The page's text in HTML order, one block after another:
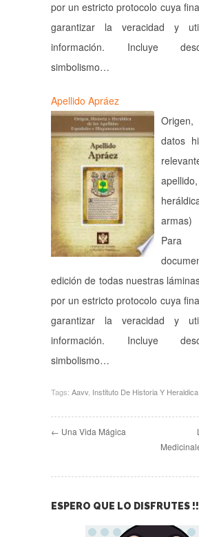
por un estricto protocolo cuya
garantizar la veracidad y
información. Incluye
simbolismo…
Apellido Apráez
Origen,
datos
edición de todas nuestras
por un estricto protocolo cuya
garantizar la veracidad y
información. Incluye
simbolismo…
Tags: Aavv Instituto De Historia Y
← Una Vida Mágica
ESPERO QUE LO DISFRUTES !!